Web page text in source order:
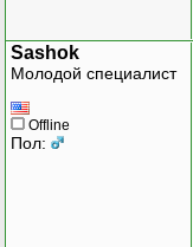
Sashok
Молодой специалист
Offline
Пол: